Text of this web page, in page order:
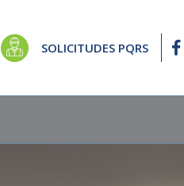
SOLICITUDES PQRS